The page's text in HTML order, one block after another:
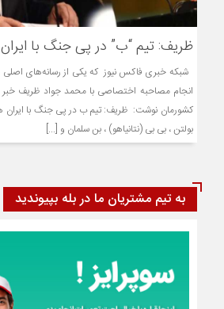
ظریف: تیم “ب” در پی جنگ با
شبکه خبری فاکس نیوز که یکی از رسانه‌های اصلی
انجام مصاحبه اختصاصی با محمد جواد ظریف خبر
کشورمان نوشت: ظریف: تیم ب در پی جنگ با
بولتن ، بی بی (نتانیاهو) ، بن سلمان و [...]
به تیم مشتریان ما در بله بپیوندید